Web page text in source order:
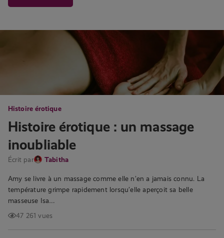
Histoire érotique
Histoire érotique : un massage
inoubliable
Écrit par Tabitha
Amy se livre à un massage comme elle n’en a jamais connu. La
température grimpe rapidement lorsqu’elle aperçoit sa belle
masseuse Isa…
47 261 vues